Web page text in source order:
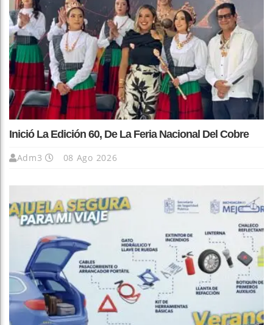
Inició La Edición 60, De La Feria Nacional Del Cobre
Adm3 08 Ago 2026